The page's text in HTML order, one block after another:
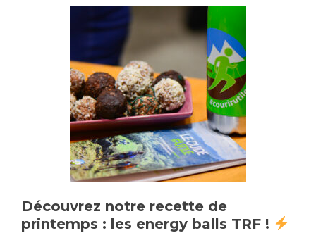
Découvrez notre recette de
printemps : les energy balls TRF !